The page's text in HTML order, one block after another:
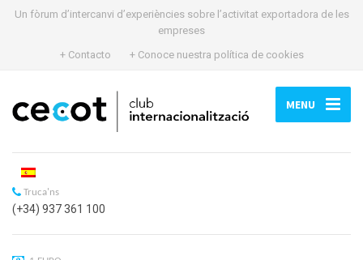
Un fòrum d’intercanvi d’experiències sobre l’activitat exportadora de les
empreses
+ Contacto
+ Conoce nuestra política de cookies
MENU
Truca'ns
(+34) 937 361 100